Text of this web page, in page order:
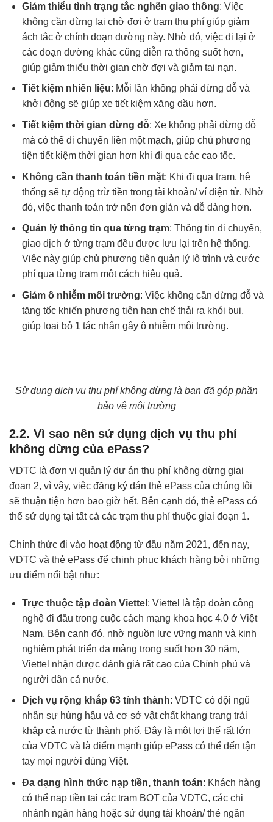
Giảm thiểu tình trạng tắc nghẽn giao thông: Việc
không cần dừng lại chờ đợi ở trạm thu phí giúp giảm
ách tắc ở chính đoạn đường này. Nhờ đó, việc đi lại ở
các đoạn đường khác cũng diễn ra thông suốt hơn,
giúp giảm thiểu thời gian chờ đợi và giảm tai nạn.
Tiết kiệm nhiên liệu: Mỗi lần không phải dừng đỗ và
khởi động sẽ giúp xe tiết kiệm xăng dầu hơn.
Tiết kiệm thời gian dừng đỗ: Xe không phải dừng đỗ
mà có thể di chuyển liền một mạch, giúp chủ phương
tiện tiết kiệm thời gian hơn khi đi qua các cao tốc.
Không cần thanh toán tiền mặt: Khi đi qua trạm, hệ
thống sẽ tự động trừ tiền trong tài khoản/ ví điện tử. Nhờ
đó, việc thanh toán trở nên đơn giản và dễ dàng hơn.
Quản lý thông tin qua từng trạm: Thông tin di chuyển,
giao dịch ở từng trạm đều được lưu lại trên hệ thống.
Việc này giúp chủ phương tiện quản lý lộ trình và cước
phí qua từng trạm một cách hiệu quả.
Giảm ô nhiễm môi trường: Việc không cần dừng đỗ và
tăng tốc khiến phương tiện hạn chế thải ra khói bụi,
giúp loại bỏ 1 tác nhân gây ô nhiễm môi trường.
Sử dụng dịch vụ thu phí không dừng là bạn đã góp phần
bảo vệ môi trường
2.2. Vì sao nên sử dụng dịch vụ thu phí
không dừng của ePass?
VDTC là đơn vị quản lý dự án thu phí không dừng giai
đoạn 2, vì vậy, việc đăng ký dán thẻ ePass của chúng tôi
sẽ thuận tiện hơn bao giờ hết. Bên cạnh đó, thẻ ePass có
thể sử dụng tại tất cả các trạm thu phí thuộc giai đoạn 1.
Chính thức đi vào hoạt động từ đầu năm 2021, đến nay,
VDTC và thẻ ePass để chinh phục khách hàng bởi những
ưu điểm nổi bật như:
Trực thuộc tập đoàn Viettel : Viettel là tập đoàn công
nghệ đi đầu trong cuộc cách mạng khoa học 4.0 ở Việt
Nam. Bên cạnh đó, nhờ nguồn lực vững mạnh và kinh
nghiệm phát triển đa mảng trong suốt hơn 30 năm,
Viettel nhận được đánh giá rất cao của Chính phủ và
người dân cả nước.
Dịch vụ rộng khắp 63 tỉnh thành: VDTC có đội ngũ
nhân sự hùng hậu và cơ sở vật chất khang trang trải
khắp cả nước từ thành phố. Đây là một lợi thế rất lớn
của VDTC và là điểm mạnh giúp ePass có thể đến tận
tay mọi người dùng Việt.
Đa dạng hình thức nạp tiền, thanh toán: Khách hàng
có thể nạp tiền tại các trạm BOT của VDTC, các chi
nhánh ngân hàng hoặc sử dụng tài khoản/ thẻ ngân